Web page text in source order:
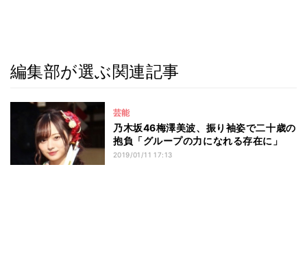
編集部が選ぶ関連記事
芸能
乃木坂46梅澤美波、振り袖姿で二十歳の
抱負「グループの力になれる存在に」
2019/01/11 17:13